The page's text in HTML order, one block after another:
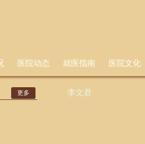
医院动态 就医指南 医院文化
更多 李文君